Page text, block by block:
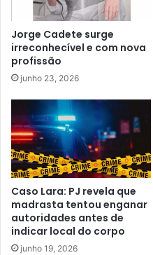
Jorge Cadete surge
irreconhecível e com nova
profissão
junho 23, 2026
Caso Lara: PJ revela que
madrasta tentou enganar
autoridades antes de
indicar local do corpo
junho 19, 2026